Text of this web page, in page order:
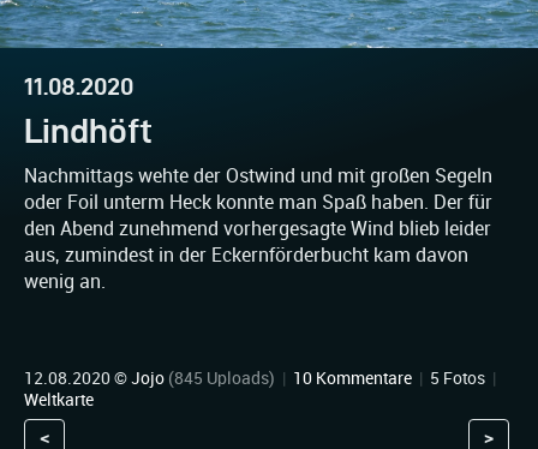
11.08.2020
Lindhöft
Nachmittags wehte der Ostwind und mit großen Segeln
oder Foil unterm Heck konnte man Spaß haben. Der für
den Abend zunehmend vorhergesagte Wind blieb leider
aus, zumindest in der Eckernförderbucht kam davon
wenig an.
12.08.2020 ©Jojo (845 Uploads) | 10 Kommentare | 5 Fotos |
Weltkarte
< >